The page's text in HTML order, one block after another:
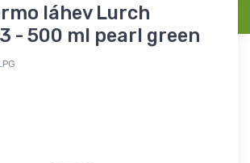
láhev Lurch
- 500 ml pearl green